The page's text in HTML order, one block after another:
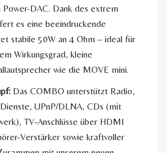
Power-DAC. Dank des extrem
es eine beeindruckende
stabile 50W an 4 Ohm – ideal für
Wirkungsgrad, kleine
wie die MOVE mini.
Das COMBO unterstützt Radio,
UPnP/DLNA, CDs (mit
TV-Anschlüsse über HDMI
Verstärker sowie kraftvoller